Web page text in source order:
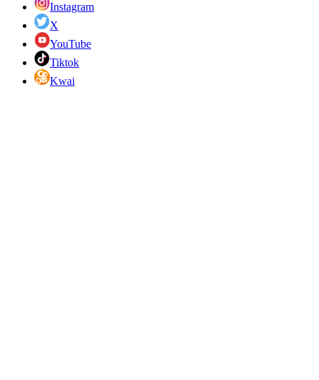
Instagram
X
YouTube
Tiktok
Kwai